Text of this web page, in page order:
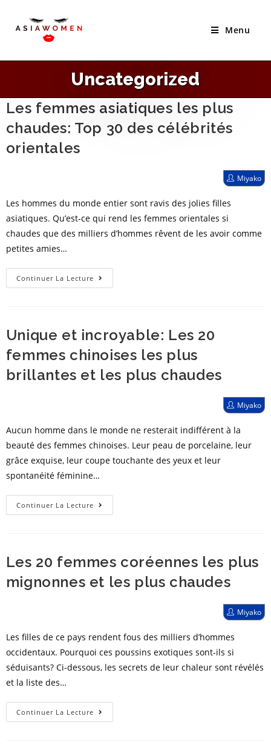
Menu
Uncategorized
Les femmes asiatiques les plus
chaudes: Top 30 des célébrités
orientales
Post
author:
Miyako
Les hommes du monde entier sont ravis des jolies filles
asiatiques. Qu’est-ce qui rend les femmes orientales si
chaudes que des milliers d’hommes rêvent de les avoir comme
petites amies…
Continuer La Lecture
femmes
plus
chaudes:
30
orientales
Unique et incroyable: Les 20
femmes chinoises les plus
brillantes et les plus chaudes
Post
author:
Miyako
Aucun homme dans le monde ne resterait indifférent à la
beauté des femmes chinoises. Leur peau de porcelaine, leur
grâce exquise, leur coupe touchante des yeux et leur
spontanéité féminine…
Continuer La Lecture
et
20
femmes
chinoises
brillantes
et
les
Les 20 femmes coréennes les plus
mignonnes et les plus chaudes
Post
author:
Miyako
Les filles de ce pays rendent fous des milliers d’hommes
occidentaux. Pourquoi ces poussins exotiques sont-ils si
séduisants? Ci-dessous, les secrets de leur chaleur sont révélés
et la liste des…
Continuer La Lecture
20